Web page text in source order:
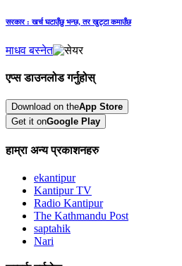
सरकार : खर्च घटाउँछु भन्छ, तर खुट्टा कमाउँछ
माधव बस्नेत
एप्स डाउनलोड गर्नुहोस्
Download on theApp Store
Get it onGoogle Play
हाम्रा अन्य प्रकाशनहरु
ekantipur
Kantipur TV
Radio Kantipur
The Kathmandu Post
saptahik
Nari